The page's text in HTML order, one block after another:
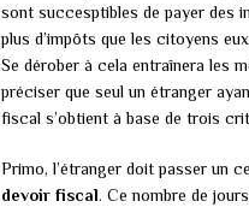
sont succesptibles de payer des
plus d’impôts que les citoyens
Se dérober à cela entraînera les
préciser que seul un étranger
fiscal s’obtient à base de trois
Primo, l’étranger doit passer un
devoir fiscal. Ce nombre de